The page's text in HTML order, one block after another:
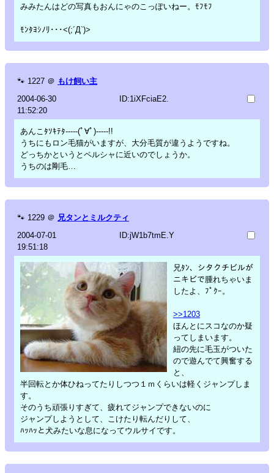
みみたんはどの写真もおんにゃのこっぽいねー。ﾓﾌﾓﾌ
ﾓﾝﾀﾖｼﾉﾘ･･･<(;´Д`)>
🐾 1227 ＠ もけ飼い主
2004-06-30
11:52:20
ID:1iXFciaE2.
あんこﾀｿｷﾃﾀ-----(ﾟ∀ﾟ)-----!!
うちにもロン毛猫がいますが、大分毛質が違うようですね。
どっちかというとペルシャに近いのでしょうか。
うちのは剛毛…
🐾 1229 ＠ 兄タンとミルクティ
2004-07-01
19:51:18
ID:jW1b7tmE.Y
兄ﾀﾝ、シタクチビルが
ニキビで腫れちゃいま
したよ、ﾌﾟｸｰ。
>>1203
ほんとにスコなのか疑
ってしまいます。
紐の先に毛玉がついた
ので遊んでて興奮する
と、
半回転とか体ひねってたりしつつ１ｍくらいは軽くジャンプしま
す。
そのうち頑張りすぎて、疲れてジャンプできないのに
ジャンプしようとして、こけたり転んだりして、
ﾊｯﾊｯと犬みたいな息になってウルサイです。